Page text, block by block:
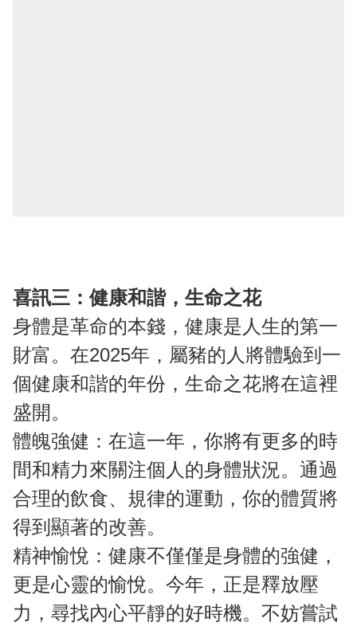
喜訊三：健康和諧，生命之花
身體是革命的本錢，健康是人生的第一
財富。在2025年，屬豬的人將體驗到一
個健康和諧的年份，生命之花將在這裡
盛開。
體魄強健：在這一年，你將有更多的時
間和精力來關注個人的身體狀況。通過
合理的飲食、規律的運動，你的體質將
得到顯著的改善。
精神愉悅：健康不僅僅是身體的強健，
更是心靈的愉悅。今年，正是釋放壓
力，尋找內心平靜的好時機。不妨嘗試